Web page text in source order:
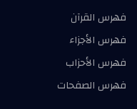
فهرس القرآن
فهرس الأجزاء
فهرس الأحزاب
فهرس الصفحات